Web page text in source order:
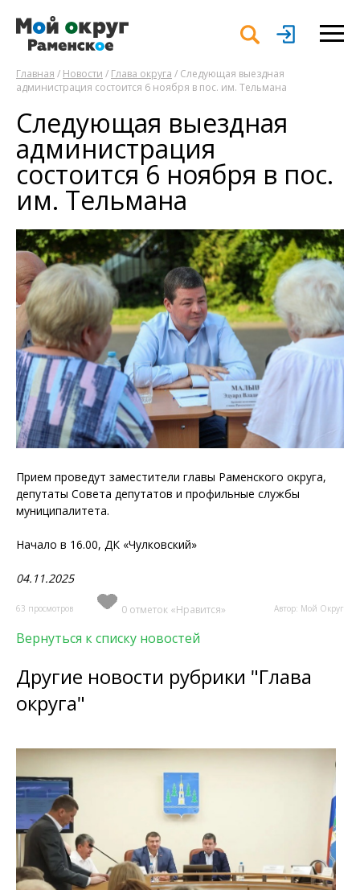
Главная / Новости / Глава округа / Следующая выездная
администрация состоится 6 ноября в пос. им. Тельмана
Следующая выездная
администрация
состоится 6 ноября в пос.
им. Тельмана
Прием проведут заместители главы Раменского округа,
депутаты Совета депутатов и профильные службы
муниципалитета.
Начало в 16.00, ДК «Чулковский»
04.11.2025
63 просмотров 0 отметок «Нравится» Автор: Мой Округ
Вернуться к списку новостей
Другие новости рубрики "Глава
округа"